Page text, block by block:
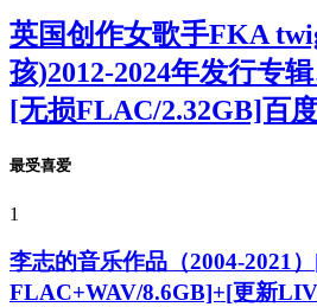
英国创作女歌手FKA
孩)2012-2024年发行专
[无损FLAC/2.32GB]百
最受喜爱
1
李志的音乐作品（2004-2021
FLAC+WAV/8.6GB]+[更新